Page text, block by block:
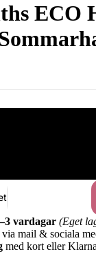
ECO
vardagar (Eget
via mail & sociala
med kort eller Klarna